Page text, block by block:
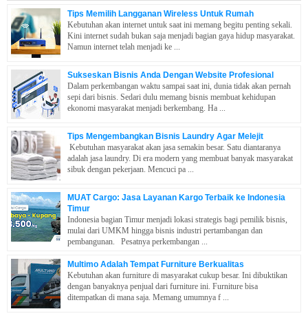
Tips Memilih Langganan Wireless Untuk Rumah
Kebutuhan akan internet untuk saat ini memang begitu penting sekali.
Kini internet sudah bukan saja menjadi bagian gaya hidup masyarakat.
Namun internet telah menjadi ke ...
Sukseskan Bisnis Anda Dengan Website Profesional
Dalam perkembangan waktu sampai saat ini, dunia tidak akan pernah
sepi dari bisnis. Sedari dulu memang bisnis membuat kehidupan
ekonomi masyarakat menjadi berkembang. Ha ...
Tips Mengembangkan Bisnis Laundry Agar Melejit
Kebutuhan masyarakat akan jasa semakin besar. Satu diantaranya
adalah jasa laundry. Di era modern yang membuat banyak masyarakat
sibuk dengan pekerjaan. Mencuci pa ...
MUAT Cargo: Jasa Layanan Kargo Terbaik ke Indonesia
Timur
Indonesia bagian Timur menjadi lokasi strategis bagi pemilik bisnis,
mulai dari UMKM hingga bisnis industri pertambangan dan
pembangunan. Pesatnya perkembangan ...
Multimo Adalah Tempat Furniture Berkualitas
Kebutuhan akan furniture di masyarakat cukup besar. Ini dibuktikan
dengan banyaknya penjual dari furniture ini. Furniture bisa
ditempatkan di mana saja. Memang umumnya f ...